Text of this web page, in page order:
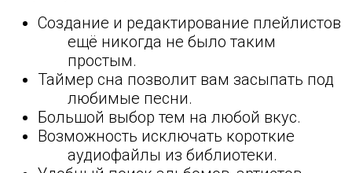
Создание и редактирование плейлистов
ещё никогда не было таким
простым.
Таймер сна позволит вам засыпать под
любимые песни.
Большой выбор тем на любой вкус.
Возможность исключать короткие
аудиофайлы из библиотеки.